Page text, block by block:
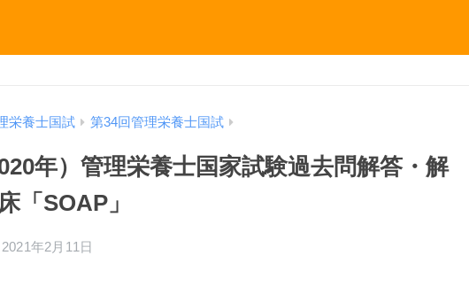
栄養士国試 第34回管理栄養士国試
年）管理栄養士国家試験過去問解答・解
「SOAP」
2021年2月11日